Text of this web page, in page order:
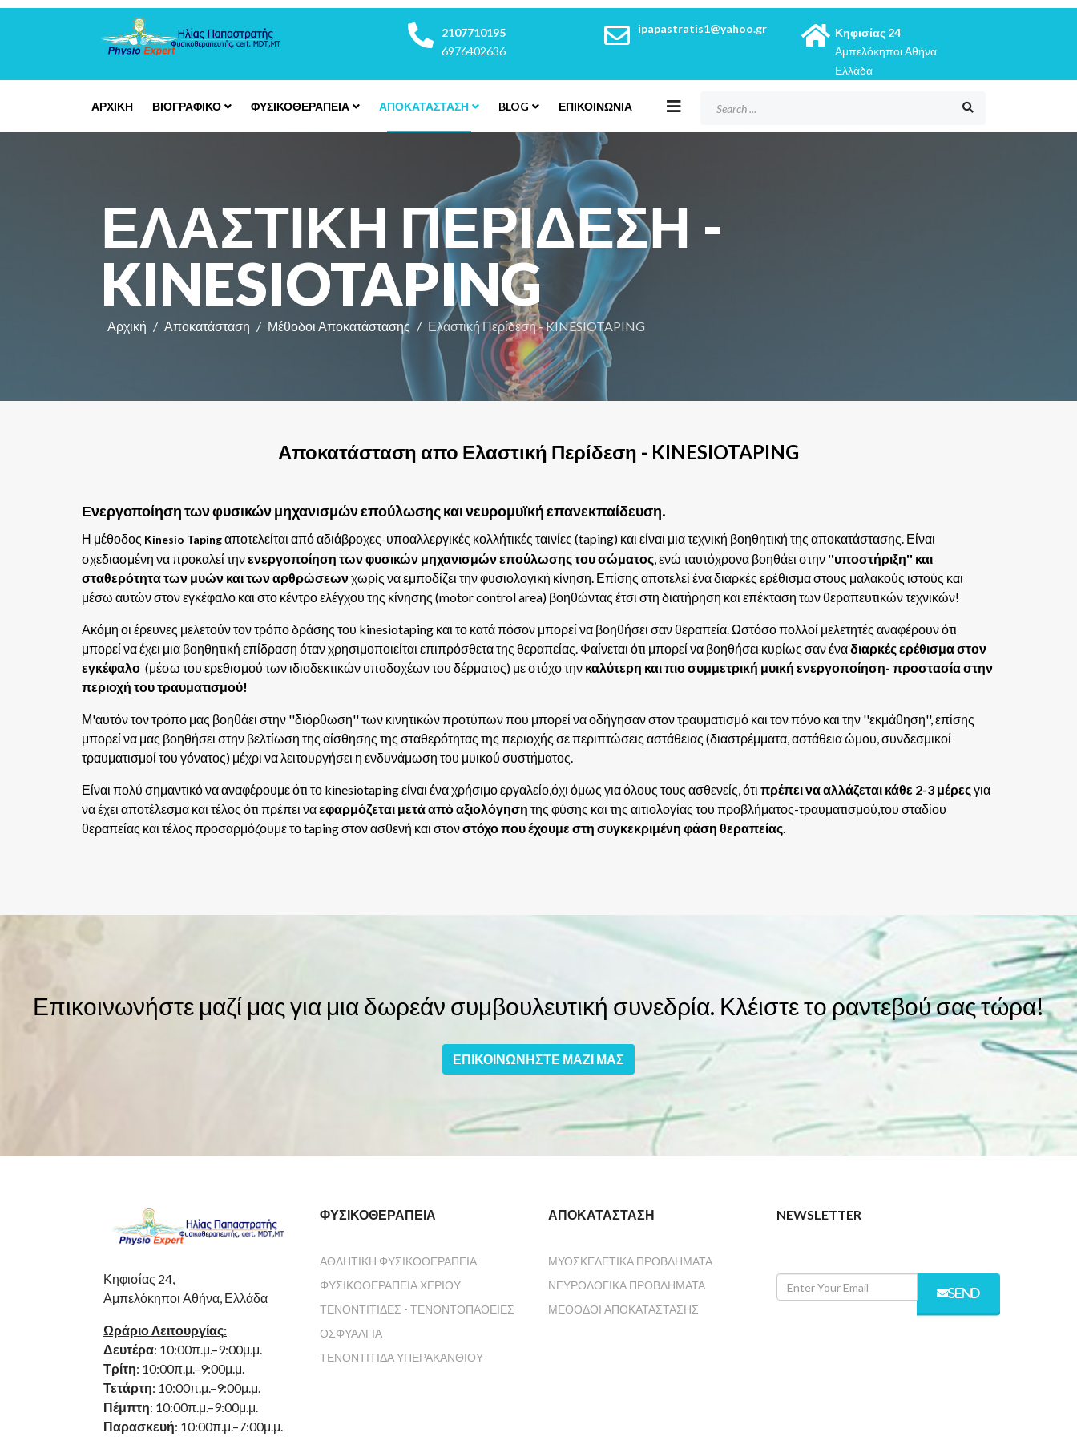
2107710195
6976402636
ipapastratis1@yahoo.gr
Κηφισίας 24
Αμπελόκηποι Αθήνα
Ελλάδα
ΑΡΧΙΚΗ ΒΙΟΓΡΑΦΙΚΟ ΦΥΣΙΚΟΘΕΡΑΠΕΊΑ ΑΠΟΚΑΤΆΣΤΑΣΗ BLOG ΕΠΙΚΟΙΝΩΝΊΑ
ΕΛΑΣΤΙΚΉ ΠΕΡΊΔΕΣΗ -
KINESIOTAPING
Αρχική Αποκατάσταση Μέθοδοι Αποκατάστασης Ελαστική Περίδεση - KINESIOTAPING
Αποκατάσταση απο Ελαστική Περίδεση - KINESIOTAPING
Ενεργοποίηση των φυσικών μηχανισμών επούλωσης και νευρομυϊκή επανεκπαίδευση.
Η μέθοδος Kinesio Tapingαποτελείται από αδιάβροχες-υποαλλεργικές κολλήτικές ταινίες (taping) και είναι μια τεχνική βοηθητική της αποκατάστασης. Είναι
σχεδιασμένη να προκαλεί τηνενεργοποίηση των φυσικών μηχανισμών επούλωσης του σώματος, ενώ ταυτόχρονα βοηθάει στην ''υποστήριξη'' και
σταθερότητα των μυών και των αρθρώσεωνχωρίς να εμποδίζει την φυσιολογική κίνηση. Επίσης αποτελεί ένα διαρκές ερέθισμα στους μαλακούς ιστούς και
μέσω αυτών στον εγκέφαλο και στο κέντρο ελέγχου της κίνησης (motor control area) βοηθώντας έτσι στη διατήρηση και επέκταση των θεραπευτικών τεχνικών!
Ακόμη οι έρευνες μελετούν τον τρόπο δράσης του kinesiotaping και το κατά πόσον μπορεί να βοηθήσει σαν θεραπεία. Ωστόσο πολλοί μελετητές αναφέρουν ότι
μπορεί να έχει μια βοηθητική επίδραση όταν χρησιμοποιείται επιπρόσθετα της θεραπείας. Φαίνεται ότι μπορεί να βοηθήσει κυρίως σαν έναδιαρκές ερέθισμα στον
εγκέφαλο (μέσω του ερεθισμού των ιδιοδεκτικών υποδοχέων του δέρματος) με στόχο την καλύτερη και πιο συμμετρική μυική ενεργοποίηση- προστασία στην
περιοχή του τραυματισμού!
Μ'αυτόν τον τρόπο μας βοηθάει στην ''διόρθωση'' των κινητικών προτύπων που μπορεί να οδήγησαν στον τραυματισμό και τον πόνο και την ''εκμάθηση'', επίσης
μπορεί να μας βοηθήσει στην βελτίωση της αίσθησης της σταθερότητας της περιοχής σε περιπτώσεις αστάθειας (διαστρέμματα, αστάθεια ώμου, συνδεσμικοί
τραυματισμοί του γόνατος) μέχρι να λειτουργήσει η ενδυνάμωση του μυικού συστήματος.
Είναι πολύ σημαντικό να αναφέρουμε ότι το kinesiotaping είναι ένα χρήσιμο εργαλείο,όχι όμως για όλους τους ασθενείς, ότι πρέπει να αλλάζεται κάθε 2-3 μέρεςγια
να έχει αποτέλεσμα και τέλος ότι πρέπει ναεφαρμόζεται μετά από αξιολόγηση της φύσης και της αιτιολογίας του προβλήματος-τραυματισμού,του σταδίου
θεραπείας και τέλος προσαρμόζουμε το taping στον ασθενή και στονστόχο που έχουμε στη συγκεκριμένη φάση θεραπείας.
Επικοινωνήστε μαζί μας για μια δωρεάν συμβουλευτική συνεδρία. Κλέιστε το ραντεβού σας τώρα!
ΕΠΙΚΟΙΝΩΝΗΣΤΕ ΜΑΖΙ ΜΑΣ
Κηφισίας 24,
Αμπελόκηποι Αθήνα, Ελλάδα
Ωράριο Λειτουργίας:
Δευτέρα: 10:00π.μ.–9:00μ.μ.
Τρίτη: 10:00π.μ.–9:00μ.μ.
Τετάρτη: 10:00π.μ.–9:00μ.μ.
Πέμπτη: 10:00π.μ.–9:00μ.μ.
Παρασκευή: 10:00π.μ.–7:00μ.μ.
ΦΥΣΙΚΟΘΕΡΑΠΕΊΑ
ΑΘΛΗΤΙΚΉ ΦΥΣΙΚΟΘΕΡΑΠΕΊΑ
ΦΥΣΙΚΟΘΕΡΑΠΕΊΑ ΧΕΡΙΟΎ
ΤΕΝΟΝΤΊΤΙΔΕΣ - ΤΕΝΟΝΤΟΠΆΘΕΙΕΣ
ΟΣΦΥΑΛΓΊΑ
ΤΕΝΟΝΤΊΤΙΔΑ ΥΠΕΡΑΚΑΝΘΙΟΎ
ΑΠΟΚΑΤΆΣΤΑΣΗ
ΜΥΟΣΚΕΛΕΤΙΚΆ ΠΡΟΒΛΉΜΑΤΑ
ΝΕΥΡΟΛΟΓΙΚΆ ΠΡΟΒΛΉΜΑΤΑ
ΜΈΘΟΔΟΙ ΑΠΟΚΑΤΆΣΤΑΣΗΣ
NEWSLETTER
SEND